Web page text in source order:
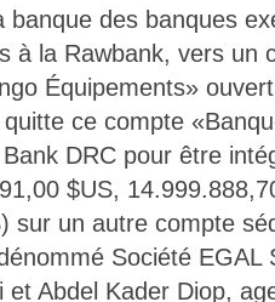
des banques
à la Rawbank, vers un
Équipements»
ce compte
DRC pour être
$US,
sur un autre compte
Société EGAL
et Abdel Kader Diop,